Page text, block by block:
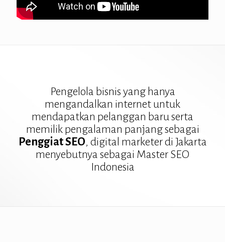
Pengelola bisnis yang hanya
mengandalkan internet untuk
mendapatkan pelanggan baru serta
memilik pengalaman panjang sebagai
Penggiat SEO, digital marketer di Jakarta
menyebutnya sebagai Master SEO
Indonesia